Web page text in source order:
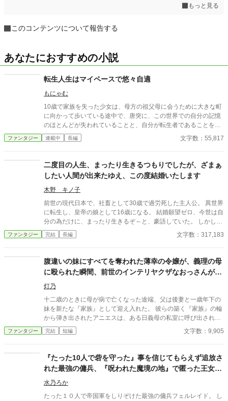
もっと見る
このコンテンツについて報告する
あなたにおすすめの小説
転生人生はマイペースで悠々自適
もにゃむ
10歳で家族を失った少女は、母方の祖父母に会うために大きな町
に向かって歩いている途中で、唐突に、この世界での自分の記憶
のほとんどが失われていることと、自分が転生者であることを理
解した。 思い出せた前世の記憶は、自分の名前と好きだった手芸
のこと、家族関係が原因で学校というたくさん人がいるところで
いた。 これは空き家の管理をすることを条件に祖父母の所有する
小さな家に住むことを許された、10歳の少女の‟日常生活”を綴っ
ただけの物語である。 前世の記憶が混ざったことで言葉遣いが子
どもらしくないことがありますが、温かい目で見守っていただけ
ると嬉しいです。 執筆の息抜きに、ふと思いついた主人公で書き
始めたお話です。 好きしか詰め込んでいませんが、楽しんでいた
だけると幸いです。 ※画像はAIに描いてもらいましたが、文章は
100％自分で書いています。
ファンタジー 連載中 長編 文字数：55,817
二度目の人生、まったり生きるつもりでしたが、ざまぁ
したい人間が出来たゆえ、この度結婚いたします
木野 キノ子
前世の現代日本で、社畜として30歳で過労死した主人公。 異世界
に転生し、皇帝の娘として16歳になる。 結婚願望ゼロ、今世は自
分の為だけに、まったり生きるぞ～と、豪語していた。 しかしひ
ょんなことから舞い込んだ見合い相手を調べているうちに、どう
にも我慢がならなくなった。 良い人間を寄ってたかっていじめる
意した主人公は…。 さてさて、無事にざまぁを完成できるのか？
ファンタジー 完結 長編 文字数：317,183
腹違いの妹にすべてを奪われた薄幸の令嬢が、義理の母
に殴られた瞬間、前世のインテリヤクザなおっさんがぶ
ちギレた場合。
灯乃
十二歳のときに母が病で亡くなった途端、父は後妻と一歳年下の
妹を新たな『家族』として迎え入れた。 彼らの築く『家族』の輪
から弾き出されたアニエスは、ある日義母の私室に呼び出され―
―。 タイトル通りのおっさんコメディーです。
ファンタジー 完結 短編 文字数：9,905
『たった10人で砦を守った』事を信じてもらえず追放さ
れた最強の傭兵、『呪われた魔境の地』で匿った王女と
理想の拠点に作り上げます
水乃ろか
たった１０人で帝国軍をしりぞけた最強の傭兵フェルレイド。 し